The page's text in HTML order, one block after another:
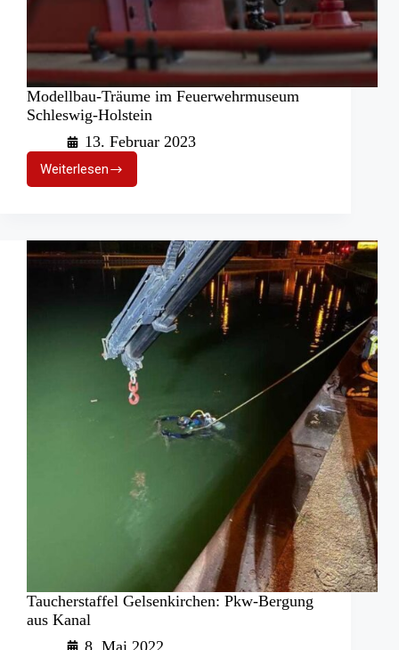
Modellbau-Träume im Feuerwehrmuseum
Schleswig-Holstein
13. Februar 2023
WeiterlesenModellbau-
Träume
Schleswig-
Holstein
Taucherstaffel Gelsenkirchen: Pkw-Bergung
aus Kanal
8. Mai 2022